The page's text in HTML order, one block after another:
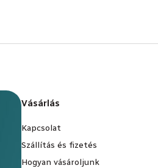
Vásárlás
Kapcsolat
Szállítás és fizetés
Hogyan vásároljunk